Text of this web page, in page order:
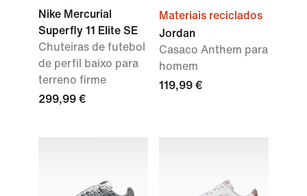
Nike Mercurial
Superfly 11 Elite SE
Chuteiras de futebol
de perfil baixo para
terreno firme
299,99 €
Materiais reciclados
Jordan
Casaco Anthem para
homem
119,99 €